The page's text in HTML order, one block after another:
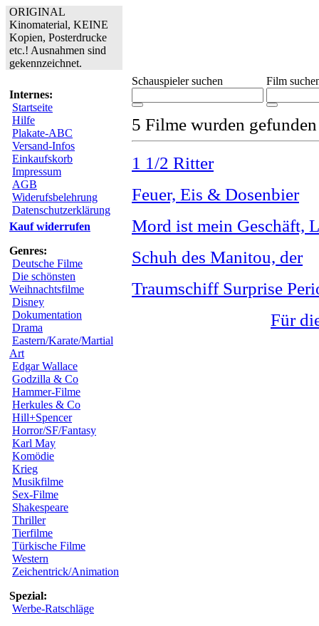
ORIGINAL
Kinomaterial, KEINE
Kopien, Posterdrucke
etc.! Ausnahmen sind
gekennzeichnet.
Internes:
Startseite
Hilfe
Plakate-ABC
Versand-Infos
Einkaufskorb
Impressum
AGB
Widerufsbelehrung
Datenschutzerklärung
Kauf widerrufen
Genres:
Deutsche Filme
Die schönsten
Weihnachtsfilme
Disney
Dokumentation
Drama
Eastern/Karate/Martial
Art
Edgar Wallace
Godzilla & Co
Hammer-Filme
Herkules & Co
Hill+Spencer
Horror/SF/Fantasy
Karl May
Komödie
Krieg
Musikfilme
Sex-Filme
Shakespeare
Thriller
Tierfilme
Türkische Filme
Western
Zeichentrick/Animation
Spezial:
Werbe-Ratschläge
Schauspieler suchen Film
5 Filme wurden
1 1/2 Ritter
Feuer, Eis & Dosenbier
Mord ist mein Geschäft,
Schuh des Manitou, der
Traumschiff Surprise
Für